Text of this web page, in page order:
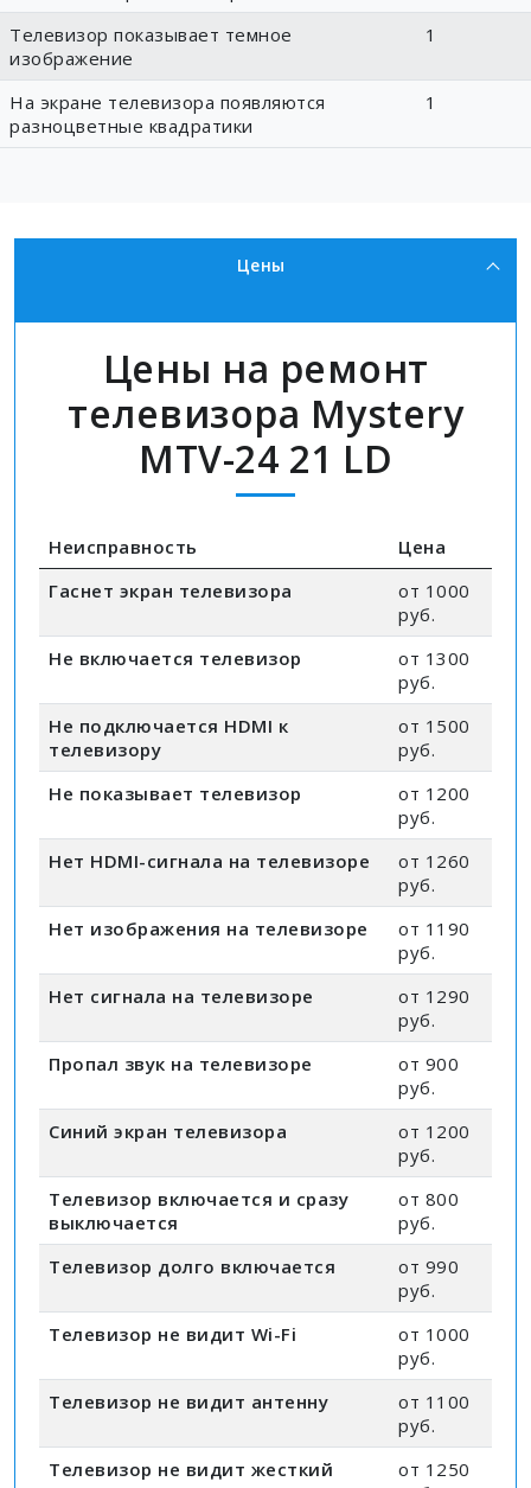
Телевизор показывает темное
изображение
1
На экране телевизора появляются
разноцветные квадратики
1
Цены
Цены на ремонт
телевизора Mystery
MTV-24 21 LD
Неисправность
Цена
Гаснет экран телевизора
от 1000
руб.
Не включается телевизор
от 1300
руб.
Не подключается HDMI к
телевизору
от 1500
руб.
Не показывает телевизор
от 1200
руб.
Нет HDMI-сигнала на телевизоре
от 1260
руб.
Нет изображения на телевизоре
от 1190
руб.
Нет сигнала на телевизоре
от 1290
руб.
Пропал звук на телевизоре
от 900
руб.
Синий экран телевизора
от 1200
руб.
Телевизор включается и сразу
выключается
от 800
руб.
Телевизор долго включается
от 990
руб.
Телевизор не видит Wi-Fi
от 1000
руб.
Телевизор не видит антенну
от 1100
руб.
Телевизор не видит жесткий
от 1250